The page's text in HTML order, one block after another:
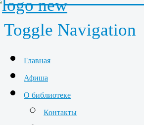
Toggle Navigation
Главная
Афиша
О библиотеке
Контакты